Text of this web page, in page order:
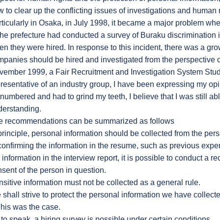
to clear up the conflicting issues of investigations and human
in Osaka, in July 1998, it became a major problem
prefecture had conducted a survey of Buraku
they were hired. In response to this incident, there was a
should be hired and investigated from the perspective
1999, a Fair Recruitment and Investigation System
of an industry group, I have been expressing my
and had to grind my teeth, I believe that I was still
recommendations can be summarized as follows
personal information should be collected from the
the information in the resume, such as previous
information in the interview report, it is possible to conduct a
of the person in question.
information must not be collected as a general rule.
shall strive to protect the personal information we have
was the case.